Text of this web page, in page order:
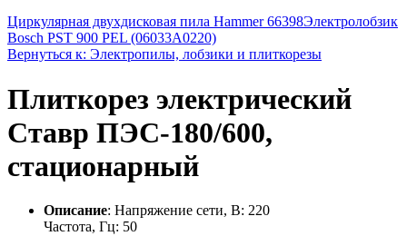
Циркулярная двухдисковая пила Hammer 66398Электролобзик
Bosch PST 900 PEL (06033A0220)
Вернуться к: Электропилы, лобзики и плиткорезы
Плиткорез электрический
Ставр ПЭС-180/600,
стационарный
Описание: Напряжение сети, В: 220
Частота, Гц: 50